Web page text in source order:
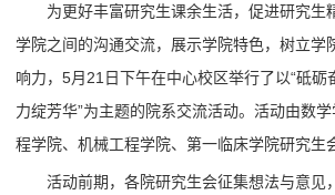
为更好丰富研究生课余生活，促进研究生
学院之间的沟通交流，展示学院特色，树立学
响力，5月21日下午在中心校区举行了以“砥砺
力绽芳华”为主题的院系交流活动。活动由数
程学院、机械工程学院、第一临床学院研究生
活动前期，各院研究生会征集想法与意见